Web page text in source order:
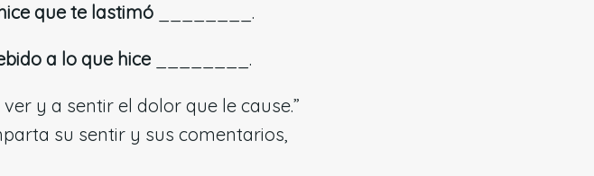
que te lastimó ________.
a lo que hice ________.
y a sentir el dolor que le cause.”
su sentir y sus comentarios,